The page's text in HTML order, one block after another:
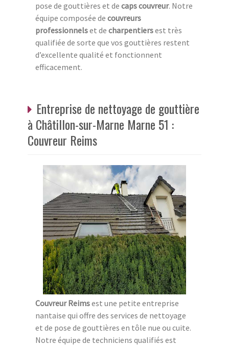
pose de gouttières et de caps couvreur. Notre
équipe composée de couvreurs
professionnelset de charpentiersest très
qualifiée de sorte que vos gouttières restent
d’excellente qualité et fonctionnent
efficacement.
Entreprise de nettoyage de gouttière
à Châtillon-sur-Marne Marne 51 :
Couvreur Reims
Couvreur Reimsest une petite entreprise
nantaise qui offre des services de nettoyage
et de pose de gouttières en tôle nue ou cuite.
Notre équipe de techniciens qualifiés est